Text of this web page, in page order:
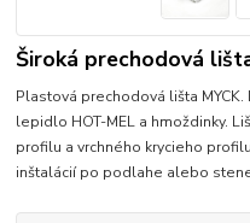
Široká prechodová
Plastová prechodová lišta
lepidlo HOT-MEL a hmoždinky.
profilu a vrchného krycieho
inštalácií po podlahe alebo